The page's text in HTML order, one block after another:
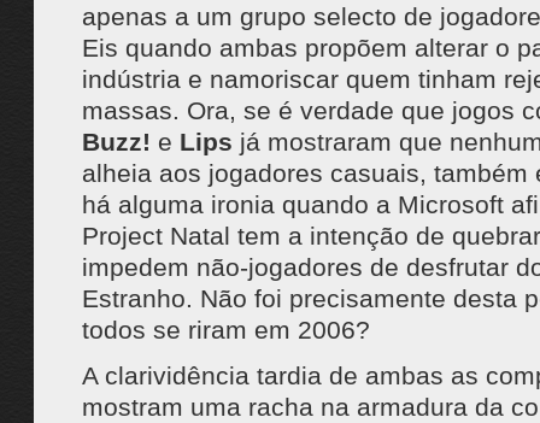
apenas a um grupo selecto de
Eis quando ambas propõem alterar o
indústria e namoriscar quem tinham
massas. Ora, se é verdade que jogos
Buzz! e Lips já mostraram que
alheia aos jogadores casuais, também
há alguma ironia quando a Microsoft
Project Natal tem a intenção de
impedem não-jogadores de desfrutar
Estranho. Não foi precisamente desta
todos se riram em 2006?
A clarividência tardia de ambas as
mostram uma racha na armadura da